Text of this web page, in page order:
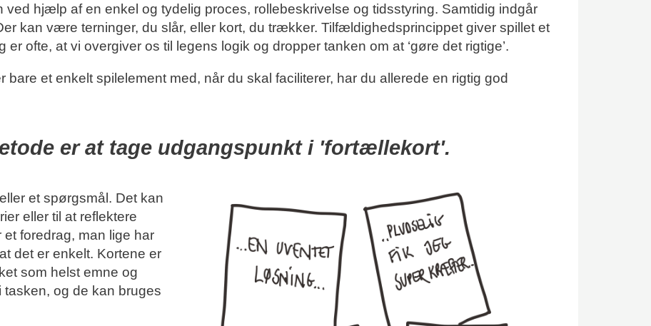
ved hjælp af en enkel og tydelig proces, rollebeskrivelse og tidsstyring. Samtidig indgår
kan være terninger, du slår, eller kort, du trækker. Tilfældighedsprincippet giver spillet et
ofte, at vi overgiver os til legens logik og dropper tanken om at ‘gøre det rigtige’.
bare et enkelt spilelement med, når du skal faciliterer, har du allerede en rigtig god
er at tage udgangspunkt i 'fortællekort'.
et spørgsmål. Det kan
eller til at reflektere
foredrag, man lige har
det er enkelt. Kortene er
som helst emne og
tasken, og de kan bruges